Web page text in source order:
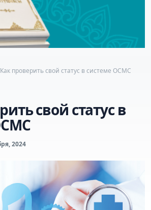
Как проверить свой статус в системе ОСМС
свой статус в
2024